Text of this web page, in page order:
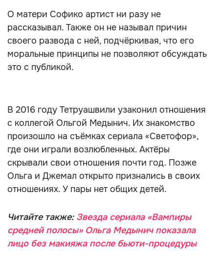
О матери Софико артист ни разу не
рассказывал. Также он не называл причин
своего развода с ней, подчёркивая, что его
моральные принципы не позволяют обсуждать
это с публикой.
В 2016 году Тетруашвили узаконил отношения
с коллегой Ольгой Медынич. Их знакомство
произошло на съёмках сериала «Светофор»,
где они играли возлюбленных. Актёры
скрывали свои отношения почти год. Позже
Ольга и Джемал открыто признались в своих
отношениях. У пары нет общих детей.
Читайте также: Звезда сериала «Вампиры
средней полосы» Ольга Медынич показала
лицо без макияжа после бьюти-процедуры